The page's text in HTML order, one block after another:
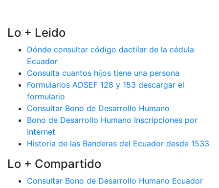
Lo + Leido
Dónde consultar código dactilar de la cédula
Ecuador
Consulta cuantos hijos tiene una persona
Formularios ADSEF 128 y 153 descargar el
formulario
Consultar Bono de Desarrollo Humano
Bono de Desarrollo Humano Inscripciones por
Internet
Historia de las Banderas del Ecuador desde 1533
Lo + Compartido
Consultar Bono de Desarrollo Humano Ecuador